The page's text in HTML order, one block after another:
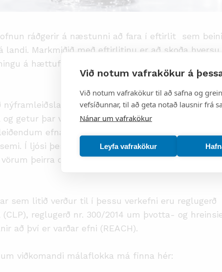
Við notum vafrakökur á
Við notum vafrakökur til að safna og
vefsíðunnar, til að geta notað lausnir frá
Nánar um vafrakökur
Leyfa vafrakökur
ráðgerir á næstunni að fara í eftirlit sem
landi. Markmiðið með eftirlitinu er að skoða
á hættuflokkuðum efnablöndum, en
nýframleiðsla efna sé fábreytt Íslandi í
og getur þar verið um að ræða vörur eins og
efnavara sem snúa að því að tryggja
Í ljósi þessa verður farið til hérlendra aðila
þeirra og athugað hvort flokkun, merkingar,
sem litið verður til í þessu verkefni eru
reglugerð nr. 300/2014 um þvotta- og
að því er varðar efni (REACH).
viðkomandi málaflokka má finna hér: